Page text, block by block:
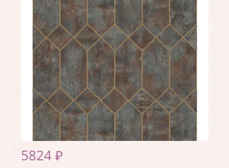
Материал покрытия: Акриловое
Страна:США
Материал основы:Бумага
Раппорт:53
5824 ₽